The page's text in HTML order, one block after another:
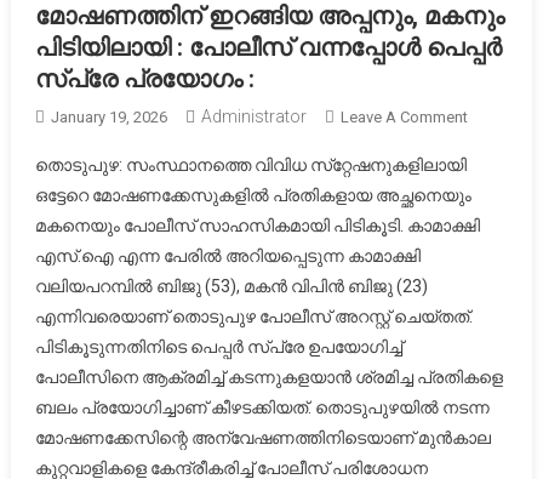
മോഷണത്തിന് ഇറങ്ങിയ അപ്പനും, മകനും
പിടിയിലായി : പോലീസ് വന്നപ്പോൾ പെപ്പർ
സ്‌പ്രേ പ്രയോഗം :
January 19, 2026 Administrator Leave A CommentOn
ഇറങ്ങിയ
അപ്പനും,
മകനും
പോലീസ്
:
തൊടുപുഴ: സംസ്ഥാനത്തെ വിവിധ സ്‌റ്റേഷനുകളിലായി
ഒട്ടേറെ മോഷണക്കേസുകളിൽ പ്രതികളായ അച്ഛനെയും
മകനെയും പോലീസ് സാഹസികമായി പിടികൂടി. കാമാക്ഷി
എസ്.ഐ എന്ന പേരിൽ അറിയപ്പെടുന്ന കാമാക്ഷി
വലിയപറമ്പിൽ ബിജു (53), മകൻ വിപിൻ ബിജു (23)
എന്നിവരെയാണ് തൊടുപുഴ പോലീസ് അറസ്റ്റ് ചെയ്തത്.
പിടികൂടുന്നതിനിടെ പെപ്പർ സ്‌പ്രേ ഉപയോഗിച്ച്
പോലീസിനെ ആക്രമിച്ച് കടന്നുകളയാൻ ശ്രമിച്ച പ്രതികളെ
ബലം പ്രയോഗിച്ചാണ് കീഴടക്കിയത്. തൊടുപുഴയിൽ നടന്ന
മോഷണക്കേസിന്റെ അന്വേഷണത്തിനിടെയാണ് മുൻകാല
കുറ്റവാളികളെ കേന്ദ്രീകരിച്ച് പോലീസ് പരിശോധന